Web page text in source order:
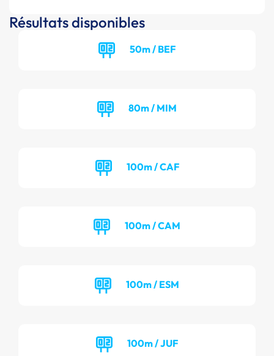
Résultats disponibles
50m / BEF
80m / MIM
100m / CAF
100m / CAM
100m / ESM
100m / JUF